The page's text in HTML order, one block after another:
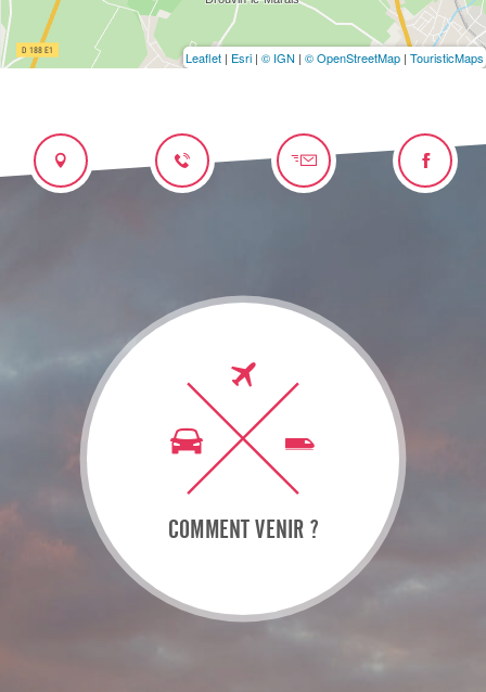
Leaflet | Esri | © IGN | © OpenStreetMap | TouristicMaps
COMMENT VENIR ?